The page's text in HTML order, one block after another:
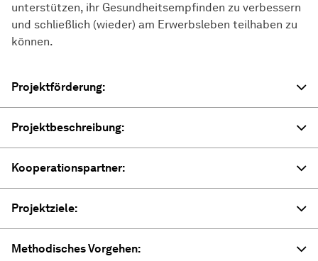
unterstützen, ihr Gesundheitsempfinden zu verbessern
und schließlich (wieder) am Erwerbsleben teilhaben zu
können.
Projektförderung:
Projektbeschreibung:
Kooperationspartner:
Projektziele:
Methodisches Vorgehen: